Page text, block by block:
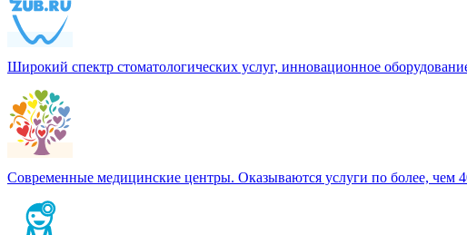
Широкий спектр стоматологических услуг, инновационное
Современные медицинские центры. Оказываются услуги по более, чем